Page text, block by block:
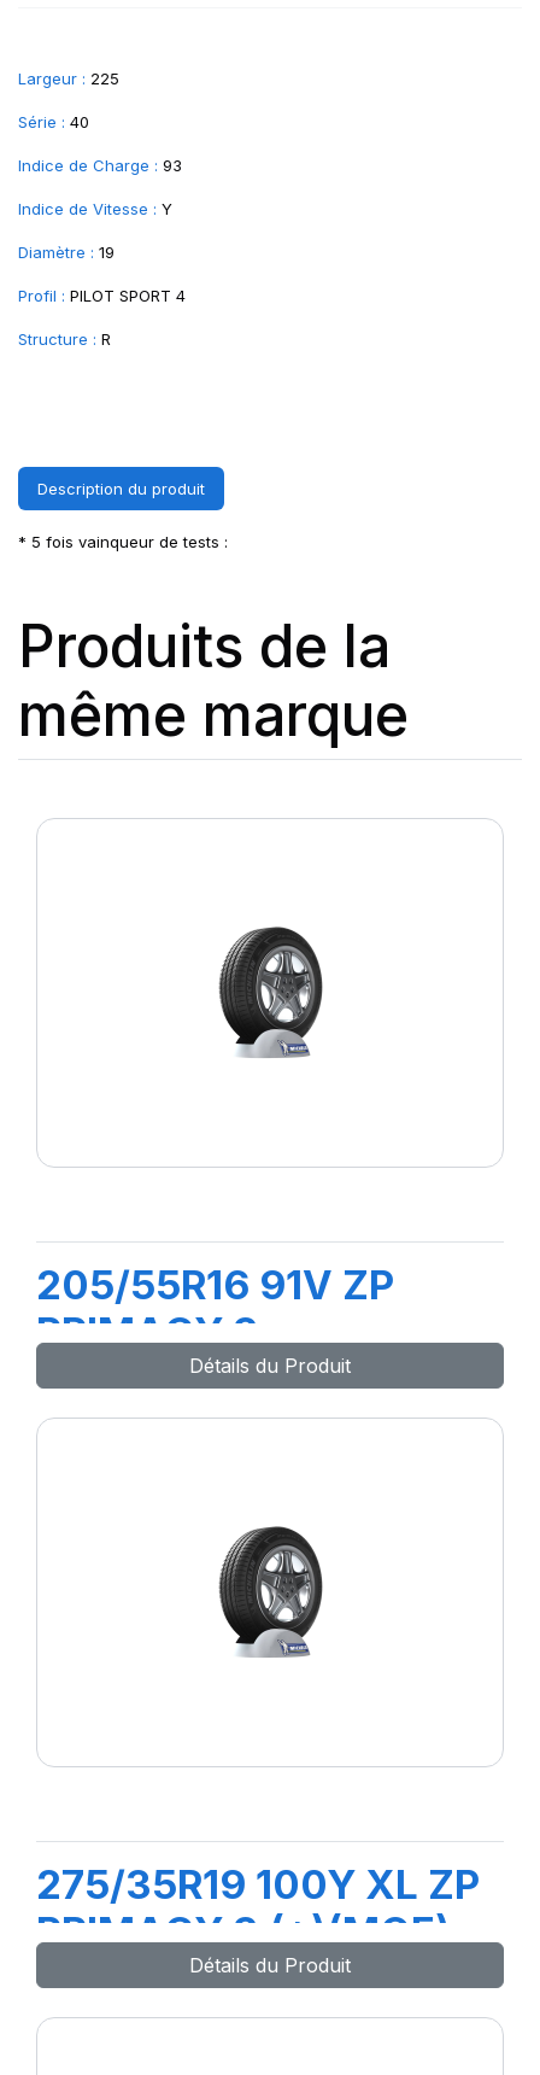
Largeur : 225
Série : 40
Indice de Charge : 93
Indice de Vitesse : Y
Diamètre : 19
Profil : PILOT SPORT 4
Structure : R
Description du produit
* 5 fois vainqueur de tests :
Produits de la
même marque
205/55R16 91V ZP
PRIMACY 3
Détails du Produit
275/35R19 100Y XL ZP
PRIMACY 3 (*)(MOE)
Détails du Produit